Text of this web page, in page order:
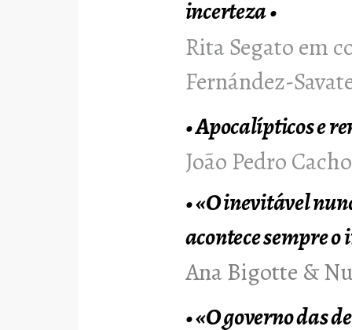
incerteza•
Rita Segato em
Fernández-
•Apocalípticos e
João Pedro
•«O inevitável
acontece sempre
Ana Bigotte &
•«O governo das